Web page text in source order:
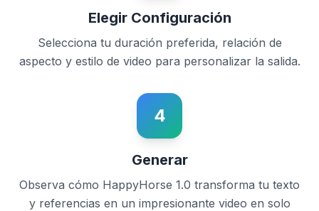
Elegir Configuración
Selecciona tu duración preferida, relación de
aspecto y estilo de video para personalizar la salida.
4
Generar
Observa cómo HappyHorse 1.0 transforma tu texto
y referencias en un impresionante video en solo